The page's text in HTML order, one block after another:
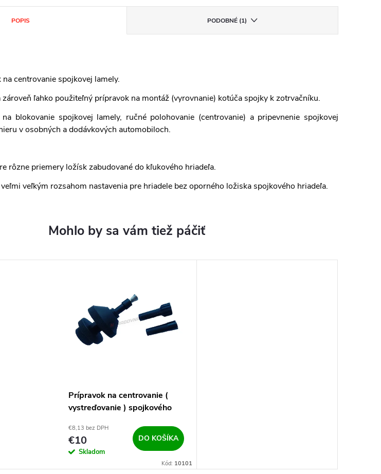
POPIS PODOBNÉ (1)
centrovanie spojkovej lamely.
ľahko použiteľný prípravok na montáž (vyrovnanie) kotúča spojky k zotrvačníku.
blokovanie spojkovej lamely, ručné polohovanie (centrovanie) a pripevnenie spojkovej
v osobných a dodávkových automobiloch.
rôzne priemery ložísk zabudované do kľukového hriadeľa.
veľkým rozsahom nastavenia pre hriadele bez oporného ložiska spojkového hriadeľa.
Prípravok na centrovanie (
vystreďovanie ) spojkového
€8,13 bez DPH
€10
Skladom
DO KOŠÍKA
Kód: 10101